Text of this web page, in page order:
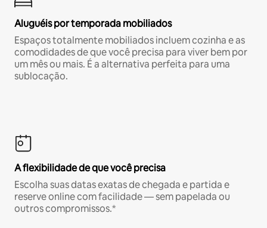
Aluguéis por temporada mobiliados
Espaços totalmente mobiliados incluem cozinha e as
comodidades de que você precisa para viver bem por
um mês ou mais. É a alternativa perfeita para uma
sublocação.
A flexibilidade de que você precisa
Escolha suas datas exatas de chegada e partida e
reserve online com facilidade — sem papelada ou
outros compromissos.*